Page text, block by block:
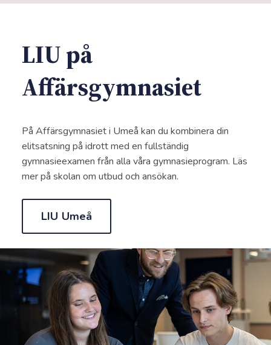
LIU på
Affärsgymnasiet
På Affärsgymnasiet i Umeå kan du kombinera din
elitsatsning på idrott med en fullständig
gymnasieexamen från alla våra gymnasieprogram. Läs
mer på skolan om utbud och ansökan.
LIU Umeå